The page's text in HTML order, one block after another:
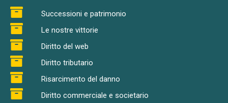
Successioni e patrimonio
Le nostre vittorie
Diritto del web
Diritto tributario
Risarcimento del danno
Diritto commerciale e societario